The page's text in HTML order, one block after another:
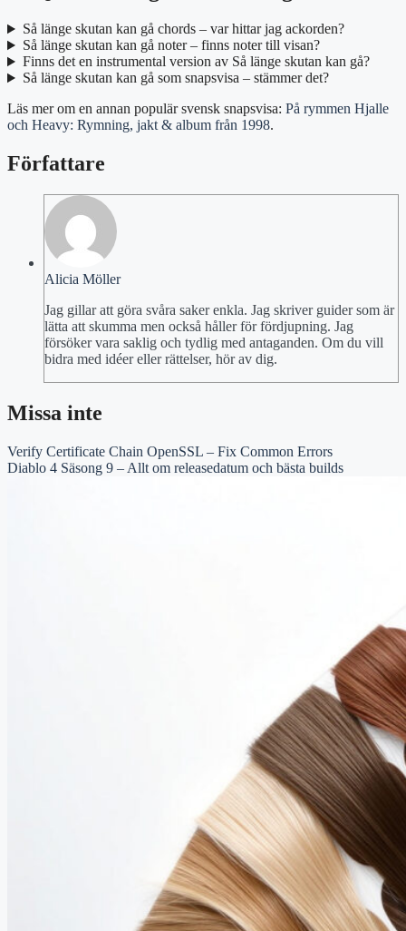
Så länge skutan kan gå chords – var hittar jag ackorden?
Så länge skutan kan gå noter – finns noter till visan?
Finns det en instrumental version av Så länge skutan kan gå?
Så länge skutan kan gå som snapsvisa – stämmer det?
Läs mer om en annan populär svensk snapsvisa: På rymmen Hjalle
och Heavy: Rymning, jakt & album från 1998.
Författare
Alicia Möller
Jag gillar att göra svåra saker enkla. Jag skriver guider som är
lätta att skumma men också håller för fördjupning. Jag
försöker vara saklig och tydlig med antaganden. Om du vill
bidra med idéer eller rättelser, hör av dig.
Missa inte
Verify Certificate Chain OpenSSL – Fix Common Errors
Diablo 4 Säsong 9 – Allt om releasedatum och bästa builds